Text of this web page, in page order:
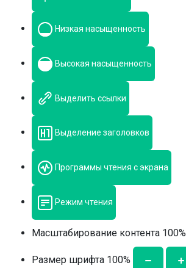
Низкая насыщенность
Высокая насыщенность
Выделить ссылки
Выделение заголовков
Программы чтения с экрана
Режим чтения
Масштабирование контента 100%
Размер шрифта 100%